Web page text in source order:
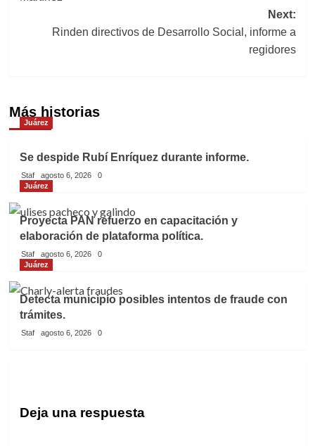
entradas
Next:
Rinden directivos de Desarrollo Social, informe a
regidores
Más historias
Juárez
Se despide Rubí Enríquez durante informe.
Staf agosto 6, 2026
0
Juárez
Proyecta PAN refuerzo en capacitación y
elaboración de plataforma política.
Staf agosto 6, 2026
0
Juárez
Detecta municipio posibles intentos de fraude con
trámites.
Staf agosto 6, 2026 0
Deja una respuesta